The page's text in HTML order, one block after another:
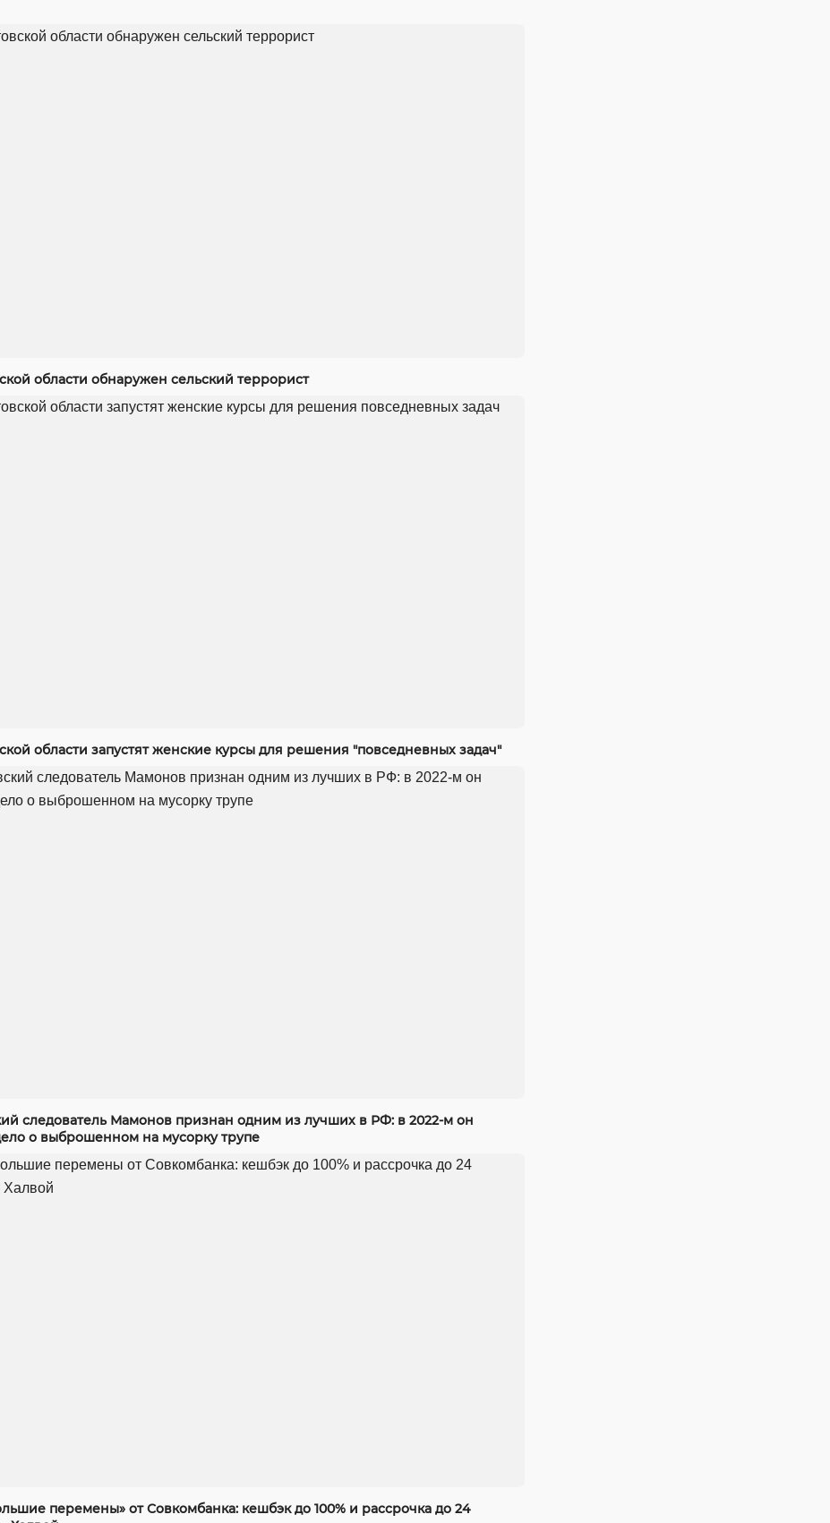
области обнаружен сельский террорист
области запустят женские курсы для решения "повседневных задач"
следователь Мамонов признан одним из лучших в РФ: в 2022-м он
о выброшенном на мусорку трупе
перемены» от Совкомбанка: кешбэк до 100% и рассрочка до 24